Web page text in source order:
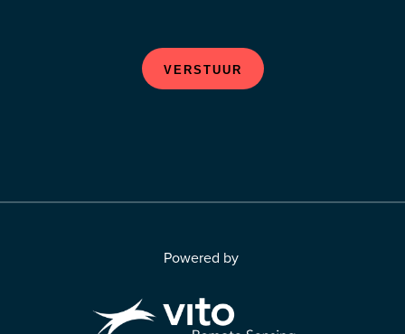
VERSTUUR
Powered by